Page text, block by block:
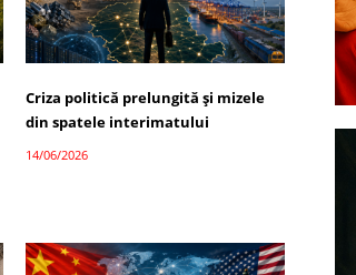
Criza politică prelungită și mizele
din spatele interimatului
14/06/2026